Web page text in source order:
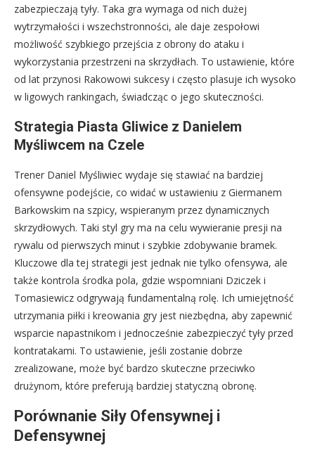
zabezpieczają tyły. Taka gra wymaga od nich dużej
wytrzymałości i wszechstronności, ale daje zespołowi
możliwość szybkiego przejścia z obrony do ataku i
wykorzystania przestrzeni na skrzydłach. To ustawienie, które
od lat przynosi Rakowowi sukcesy i często plasuje ich wysoko
w ligowych rankingach, świadcząc o jego skuteczności.
Strategia Piasta Gliwice z Danielem
Myśliwcem na Czele
Trener Daniel Myśliwiec wydaje się stawiać na bardziej
ofensywne podejście, co widać w ustawieniu z Giermanem
Barkowskim na szpicy, wspieranym przez dynamicznych
skrzydłowych. Taki styl gry ma na celu wywieranie presji na
rywalu od pierwszych minut i szybkie zdobywanie bramek.
Kluczowe dla tej strategii jest jednak nie tylko ofensywa, ale
także kontrola środka pola, gdzie wspomniani Dziczek i
Tomasiewicz odgrywają fundamentalną rolę. Ich umiejętność
utrzymania piłki i kreowania gry jest niezbędna, aby zapewnić
wsparcie napastnikom i jednocześnie zabezpieczyć tyły przed
kontratakami. To ustawienie, jeśli zostanie dobrze
zrealizowane, może być bardzo skuteczne przeciwko
drużynom, które preferują bardziej statyczną obronę.
Porównanie Siły Ofensywnej i
Defensywnej